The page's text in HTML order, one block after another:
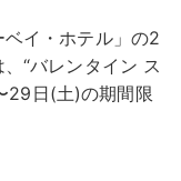
ベイ・ホテル」の2
“バレンタイン ス
29日(土)の期間限